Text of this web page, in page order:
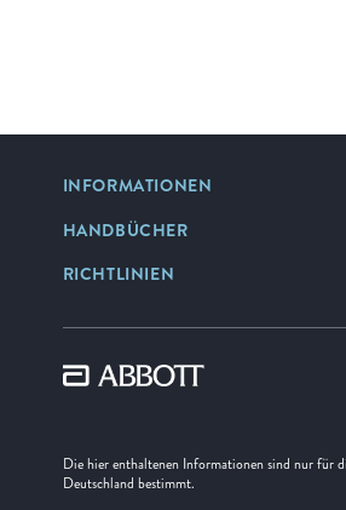
INFORMATIONEN
HANDBÜCHER
RICHTLINIEN
Die hier enthaltenen Informationen sind nur für
Deutschland bestimmt.